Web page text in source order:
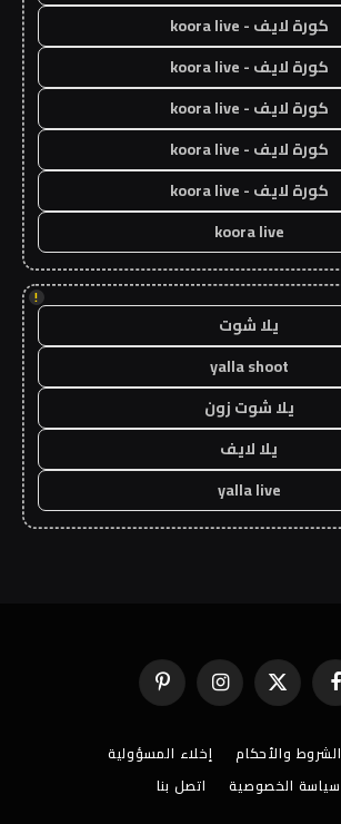
كورة لايف - koora live
كورة لايف - koora live
كورة لايف - koora live
كورة لايف - koora live
كورة لايف - koora live
koora live
!
يلا شوت
yalla shoot
يلا شوت زون
يلا لايف
yalla live
فيسبوك X
(Twitter)
الانستغرامبينتيريست
الشروط والأحكام
إخلاء المسؤولية
سياسة الخصوصية
اتصل بنا